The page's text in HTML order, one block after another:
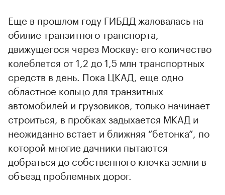
Еще в прошлом году ГИБДД жаловалась на
обилие транзитного транспорта,
движущегося через Москву: его количество
колеблется от 1,2 до 1,5 млн транспортных
средств в день. Пока ЦКАД, еще одно
областное кольцо для транзитных
автомобилей и грузовиков, только начинает
строиться, в пробках задыхается МКАД и
неожиданно встает и ближняя “бетонка”, по
которой многие дачники пытаются
добраться до собственного клочка земли в
объезд проблемных дорог.